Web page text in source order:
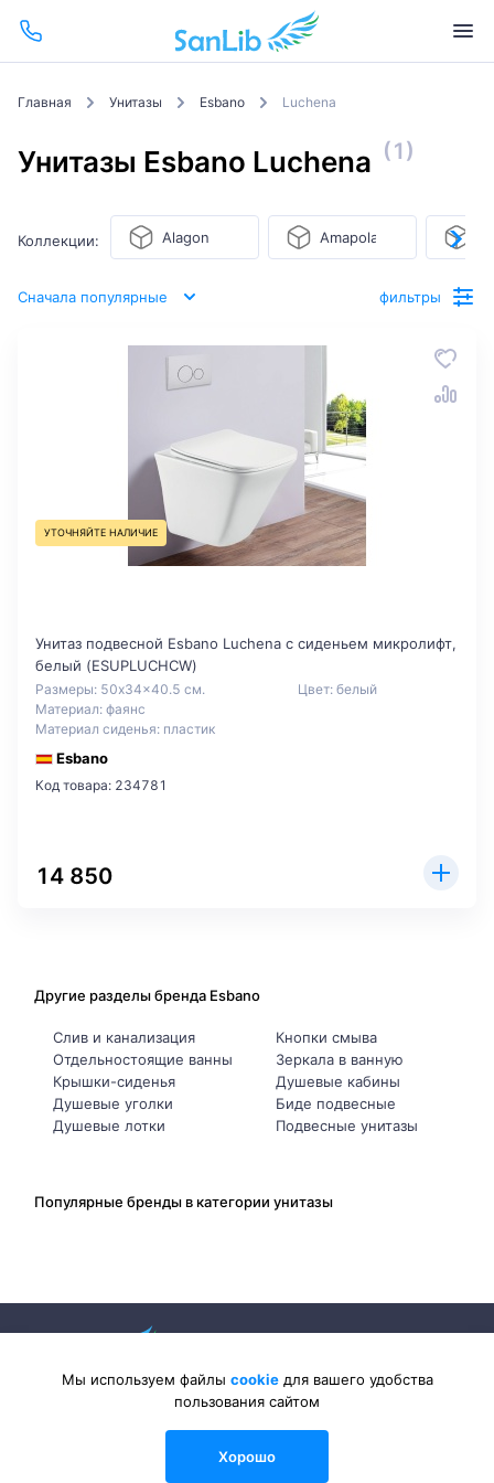
Главная Унитазы Esbano Luchena
Унитазы Esbano Luchena (1)
Коллекции: Alagon Amapola
Сначала популярные фильтры
УТОЧНЯЙТЕ НАЛИЧИЕ
Унитаз подвесной Esbano Luchena с сиденьем микролифт,
белый (ESUPLUCHCW)
Размеры: 50x34x40.5 см.
Материал: фаянс
Материал сиденья: пластик
Цвет: белый
Esbano
Код товара: 234781
14 850
Другие разделы бренда Esbano
Слив и канализация
Отдельностоящие ванны
Крышки-сиденья
Душевые уголки
Душевые лотки
Кнопки смыва
Зеркала в ванную
Душевые кабины
Биде подвесные
Подвесные унитазы
Популярные бренды в категории унитазы
2026 © Sanlib-Santehnika.ru — интернет-магазин сантехники
Мы используем файлы cookieдля вашего удобства
пользования сайтом
Хорошо